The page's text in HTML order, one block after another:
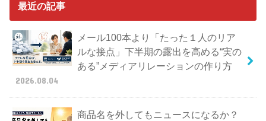
最近の記事
メール100本より「たった１人のリア
ルな接点」下半期の露出を高める“実の
ある”メディアリレーションの作り方
2026.08.04
商品名を外してもニュースになるか？